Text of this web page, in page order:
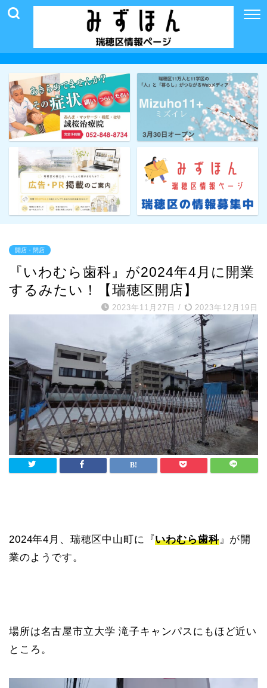
開店・閉店
『いわむら歯科』が2024年4月に開業
するみたい！【瑞穂区開店】
2023年11月27日 / 2023年12月19日
2024年4月、瑞穂区中山町に『いわむら歯科』が開
業のようです。
場所は名古屋市立大学 滝子キャンパスにもほど近い
ところ。